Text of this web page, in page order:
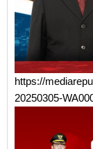
https://
20250305-